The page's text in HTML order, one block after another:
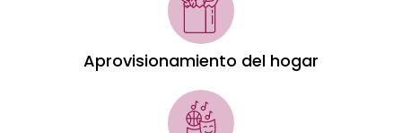
Aprovisionamiento del hogar